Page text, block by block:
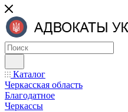
Каталог
Черкасская область
Благодатное
Черкассы